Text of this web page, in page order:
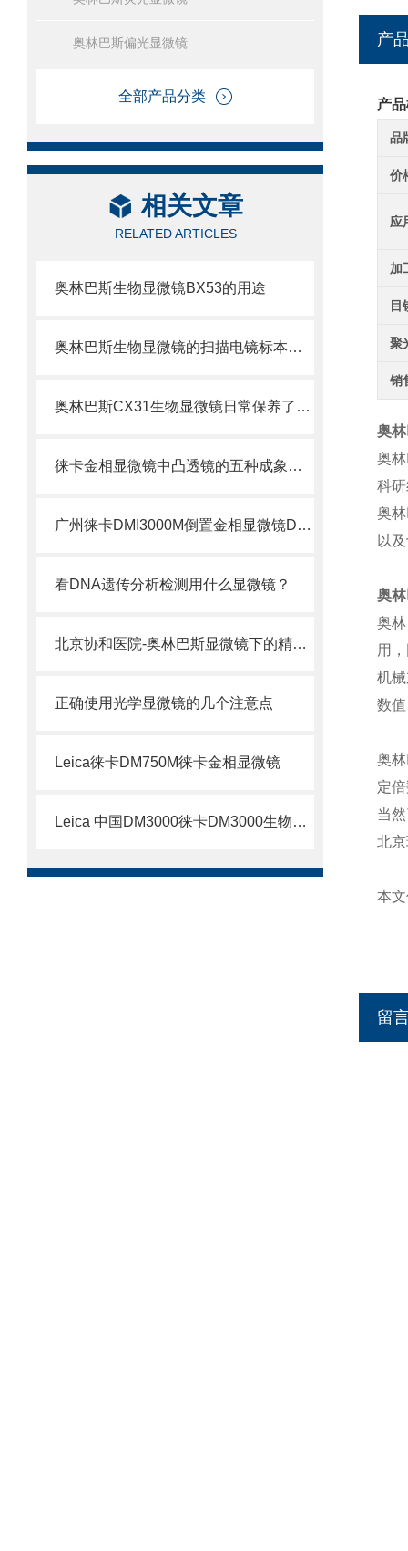
奥林巴斯偏光显微镜
全部产品分类
相关文章
RELATED ARTICLES
奥林巴斯生物显微镜BX53的用途
奥林巴斯生物显微镜的扫描电镜标本制备方法
奥林巴斯CX31生物显微镜日常保养了解一下
徕卡金相显微镜中凸透镜的五种成象规律
广州徕卡DMI3000M倒置金相显微镜DMI3000M显微镜
看DNA遗传分析检测用什么显微镜？
北京协和医院-奥林巴斯显微镜下的精子（组图）
正确使用光学显微镜的几个注意点
Leica徕卡DM750M徕卡金相显微镜
Leica 中国DM3000徕卡DM3000生物显微镜
产
产
品
价
应
加
目
聚
销
奥
奥
科
奥
以
奥
奥
用
机
数
奥
定
当
北
本
留